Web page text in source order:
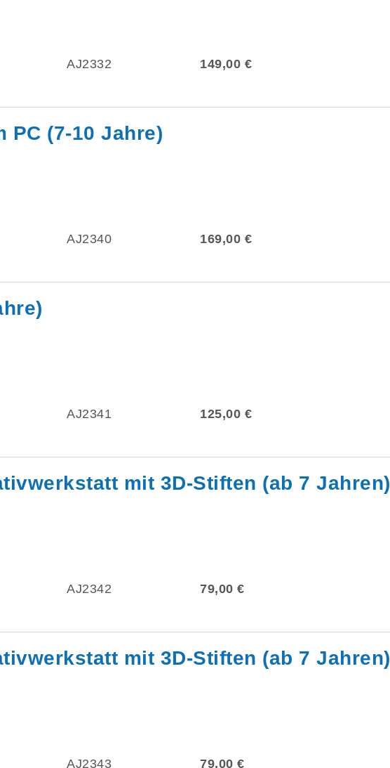
AJ2332 149,00 €
PC (7-10 Jahre)
AJ2340 169,00 €
AJ2341 125,00 €
mit 3D-Stiften (ab 7 Jahren)
AJ2342 79,00 €
mit 3D-Stiften (ab 7 Jahren)
AJ2343 79,00 €